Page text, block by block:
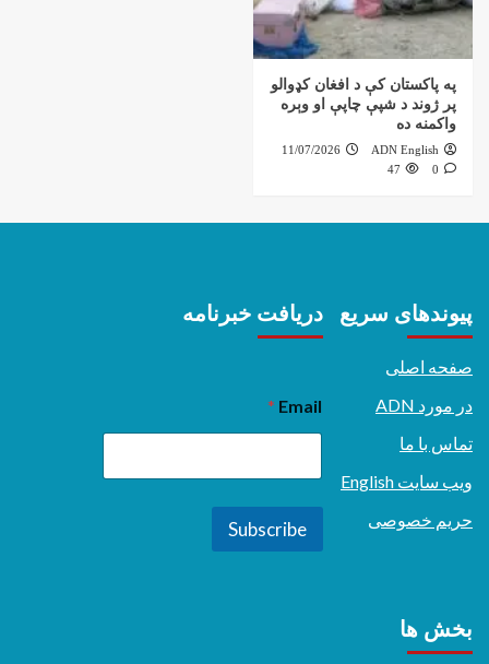
په پاکستان کې د افغان کډوالو
پر ژوند د شپې چاپې او وېره
واکمنه ده
ADN English
11/07/2026
0
47
پیوندهای سریع
صفحه اصلی
در مورد ADN
تماس با ما
ویب سایت English
حریم خصوصی
دریافت خبرنامه
Email
*
Subscribe
بخش ها